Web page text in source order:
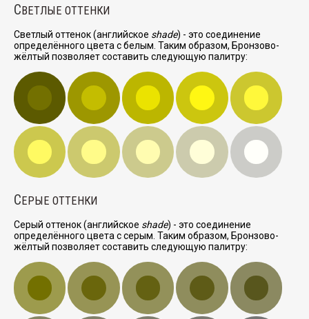
СВЕТЛЫЕ ОТТЕНКИ
Светлый оттенок (английское shade) - это соединение
определённого цвета с белым. Таким образом, Бронзово-
жёлтый позволяет составить следующую палитру:
СЕРЫЕ ОТТЕНКИ
Серый оттенок (английское shade) - это соединение
определённого цвета с серым. Таким образом, Бронзово-
жёлтый позволяет составить следующую палитру: